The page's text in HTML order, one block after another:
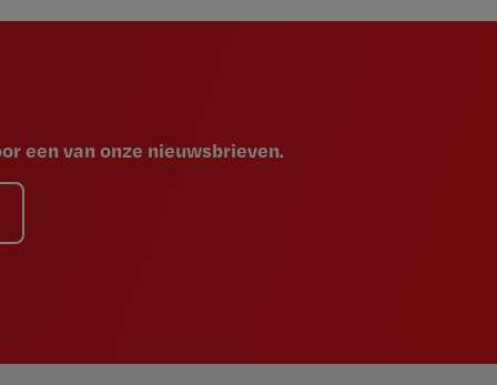
een van onze nieuwsbrieven.